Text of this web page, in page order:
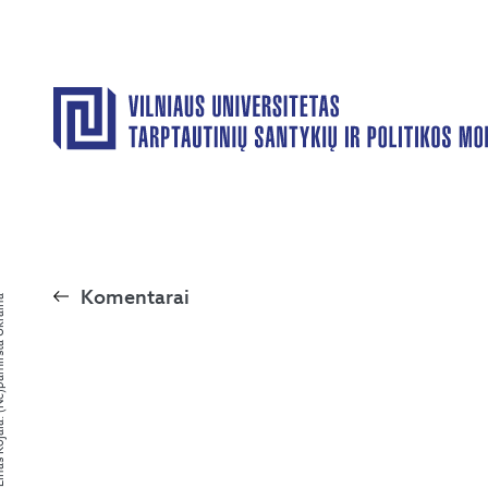
Ukraina Komentarai